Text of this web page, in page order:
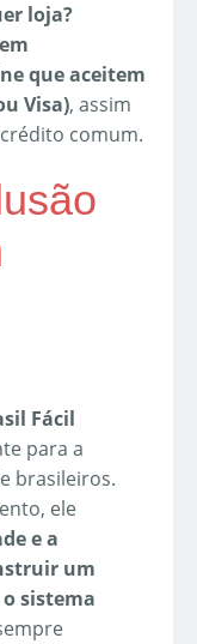
loja?
em
que aceitem
Visa), assim
comum.
Fácil
para a
brasileiros.
ele
e a
um
sistema